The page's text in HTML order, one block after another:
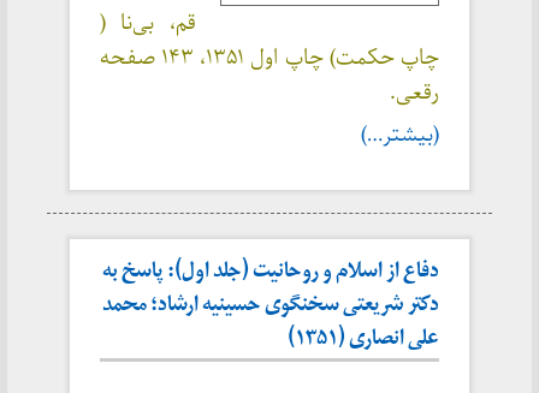
قم، بی‌نا (
چاپ حکمت) چاپ اول ۱۳۵۱، ۱۴۳ صفحه
رقعی.
(بیشتر…)
دفاع از اسلام و روحانیت (جلد اول): پاسخ به
دکتر شریعتی سخنگوی حسینیه ارشاد؛ محمد
علی انصاری (۱۳۵۱)